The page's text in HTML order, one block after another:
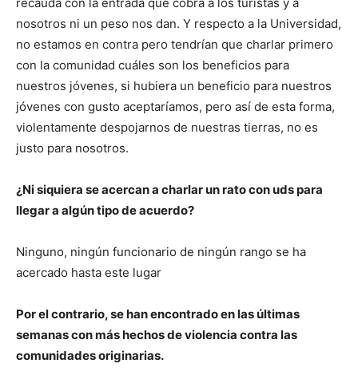
nosotros ni un peso nos dan. Y respecto a la Universidad,
no estamos en contra pero tendrían que charlar primero
con la comunidad cuáles son los beneficios para
nuestros jóvenes, si hubiera un beneficio para nuestros
jóvenes con gusto aceptaríamos, pero así de esta forma,
violentamente despojarnos de nuestras tierras, no es
justo para nosotros.
¿Ni siquiera se acercan a charlar un rato con uds para
llegar a algún tipo de acuerdo?
Ninguno, ningún funcionario de ningún rango se ha
acercado hasta este lugar
Por el contrario, se han encontrado en las últimas
semanas con más hechos de violencia contra las
comunidades originarias.